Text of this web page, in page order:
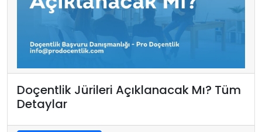
Doçentlik Jürileri Açıklanacak Mı? Tüm
Detaylar